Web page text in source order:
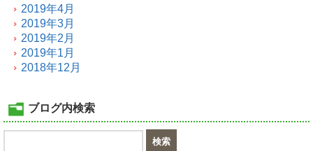
2019年4月
2019年3月
2019年2月
2019年1月
2018年12月
ブログ内検索